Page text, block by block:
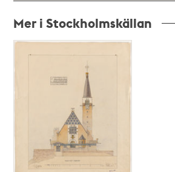
Mer i Stockholmskällan
teman